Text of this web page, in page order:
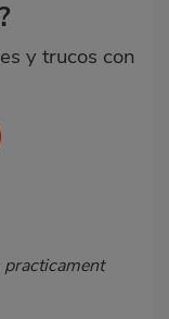
y trucos con